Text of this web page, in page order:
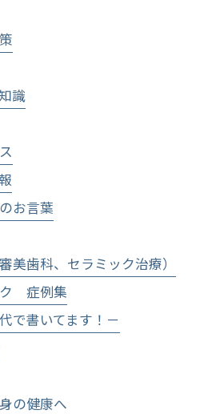
識
お言葉
美歯科、セラミック治療）
症例集
で書いてます！－
の健康へ